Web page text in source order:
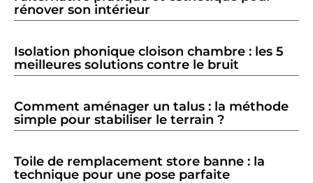
rénover son intérieur
Isolation phonique cloison chambre : les 5
meilleures solutions contre le bruit
Comment aménager un talus : la méthode
simple pour stabiliser le terrain ?
Toile de remplacement store banne : la
technique pour une pose parfaite